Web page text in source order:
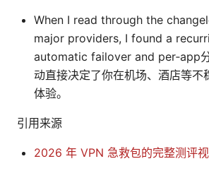
When I read through the
major providers, I found a
automatic failover and per‑app
动直接决定了你在机场、酒店等不
体验。
引用来源
2026 年 VPN 急救包的完整测评